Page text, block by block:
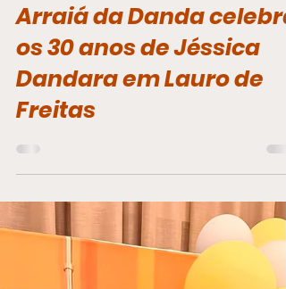
9 de jul.
2 min de leitura
Arraiá da Danda celebra
os 30 anos de Jéssica
Dandara em Lauro de
Freitas